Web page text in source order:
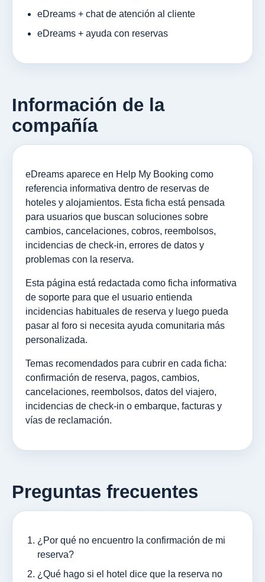
eDreams + chat de atención al cliente
eDreams + ayuda con reservas
Información de la
compañía
eDreams aparece en Help My Booking como
referencia informativa dentro de reservas de
hoteles y alojamientos. Esta ficha está pensada
para usuarios que buscan soluciones sobre
cambios, cancelaciones, cobros, reembolsos,
incidencias de check-in, errores de datos y
problemas con la reserva.
Esta página está redactada como ficha informativa
de soporte para que el usuario entienda
incidencias habituales de reserva y luego pueda
pasar al foro si necesita ayuda comunitaria más
personalizada.
Temas recomendados para cubrir en cada ficha:
confirmación de reserva, pagos, cambios,
cancelaciones, reembolsos, datos del viajero,
incidencias de check-in o embarque, facturas y
vías de reclamación.
Preguntas frecuentes
¿Por qué no encuentro la confirmación de mi
reserva?
¿Qué hago si el hotel dice que la reserva no